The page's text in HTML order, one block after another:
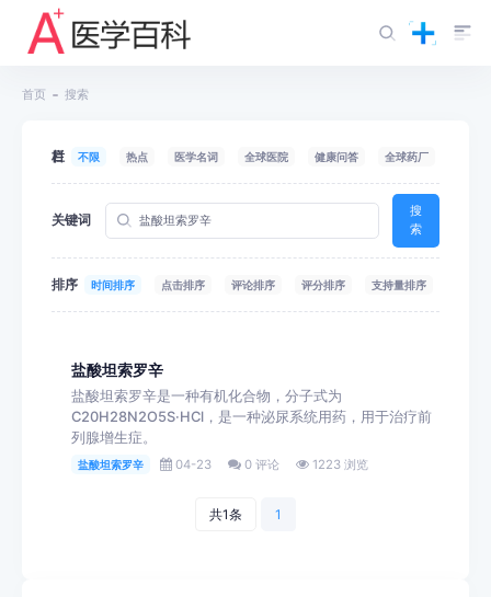
首页 搜索
栏目 不限 热点 医学名词 全球医院 健康问答 全球药厂
关键词
搜
索
排序 时间排序 点击排序 评论排序 评分排序 支持量排序
盐酸坦索罗辛
盐酸坦索罗辛是一种有机化合物，分子式为
C20H28N2O5S·HCl，是一种泌尿系统用药，用于治疗前
列腺增生症。
盐酸坦索罗辛 04-23 0 评论 1223 浏览
共1条 1